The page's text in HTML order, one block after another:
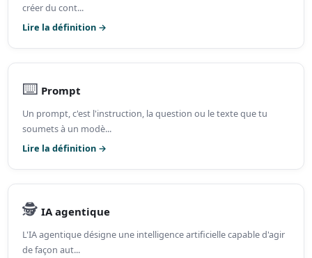
créer du cont...
Lire la définition →
⌨️ Prompt
Un prompt, c'est l'instruction, la question ou le texte que tu
soumets à un modè...
Lire la définition →
🕵️ IA agentique
L'IA agentique désigne une intelligence artificielle capable d'agir
de façon aut...